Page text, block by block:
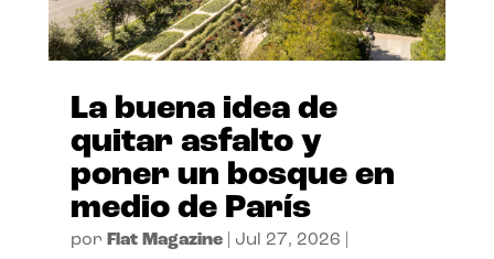
La buena idea de
quitar asfalto y
poner un bosque en
medio de París
por Flat Magazine| Jul 27, 2026